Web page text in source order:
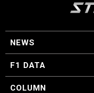
NEWS
F1 ニュース
F1 DATA
F1 日程
F1 データ
COLUMN